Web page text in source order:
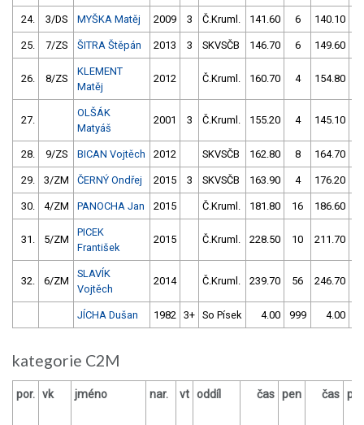
24. 3/DS MYŠKA Matěj 2009 3 Č.Kruml. 141.60 6 140.10
25. 7/ZS ŠITRA Štěpán 2013 3 SKVSČB 146.70 6 149.60
26. 8/ZS
KLEMENT
Matěj
2012 Č.Kruml. 160.70 4 154.80
27.
OLŠÁK
Matyáš
2001 3 Č.Kruml. 155.20 4 145.10
28. 9/ZS BICAN Vojtěch 2012 SKVSČB 162.80 8 164.70
29. 3/ZM ČERNÝ Ondřej 2015 3 SKVSČB 163.90 4 176.20
30. 4/ZM PANOCHA Jan 2015 Č.Kruml. 181.80 16 186.60
31. 5/ZM
PICEK
František
2015 Č.Kruml. 228.50 10 211.70
32. 6/ZM
SLAVÍK
Vojtěch
2014 Č.Kruml. 239.70 56 246.70
JÍCHA Dušan 1982 3+ So Písek 4.00 999 4.00
kategorie C2M
por. vk jméno nar. vt oddíl čas pen čas